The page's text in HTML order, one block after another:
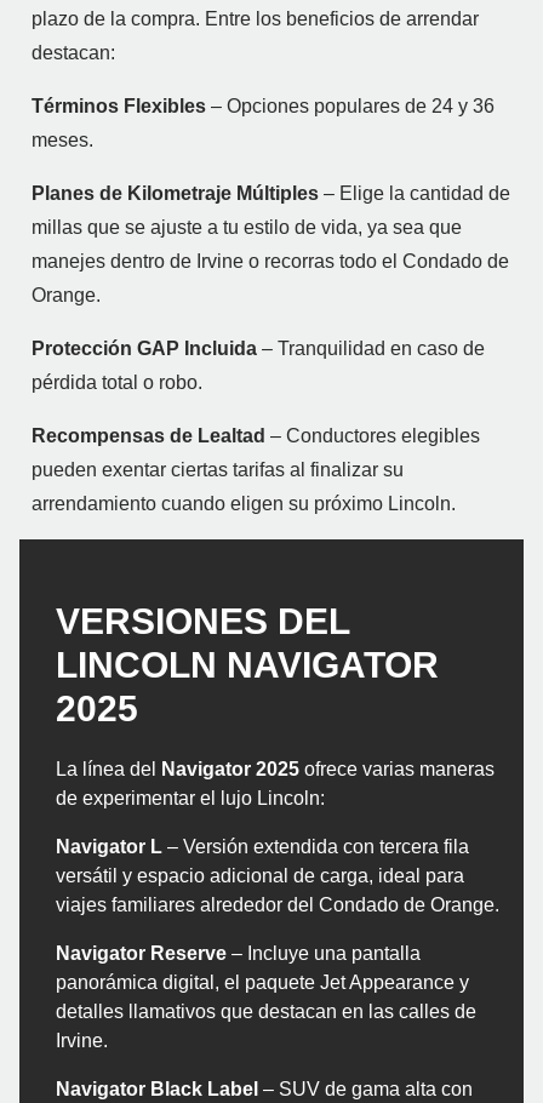
plazo de la compra. Entre los beneficios de arrendar
destacan:
Términos Flexibles – Opciones populares de 24 y 36
meses.
Planes de Kilometraje Múltiples – Elige la cantidad de
millas que se ajuste a tu estilo de vida, ya sea que
manejes dentro de Irvine o recorras todo el Condado de
Orange.
Protección GAP Incluida – Tranquilidad en caso de
pérdida total o robo.
Recompensas de Lealtad – Conductores elegibles
pueden exentar ciertas tarifas al finalizar su
arrendamiento cuando eligen su próximo Lincoln.
VERSIONES DEL
LINCOLN NAVIGATOR
2025
La línea del Navigator 2025 ofrece varias maneras
de experimentar el lujo Lincoln:
Navigator L – Versión extendida con tercera fila
versátil y espacio adicional de carga, ideal para
viajes familiares alrededor del Condado de Orange.
Navigator Reserve – Incluye una pantalla
panorámica digital, el paquete Jet Appearance y
detalles llamativos que destacan en las calles de
Irvine.
Navigator Black Label – SUV de gama alta con